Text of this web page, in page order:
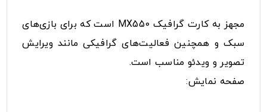
مجهز به کارت گرافیک MX550 است که برای بازی‌های
سبک و همچنین فعالیت‌های گرافیکی مانند ویرایش
تصویر و ویدئو مناسب است.
صفحه نمایش: